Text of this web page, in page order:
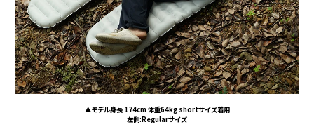
▲モデル身長 174cm 体重64kg shortサイズ着用
左側:Regularサイズ